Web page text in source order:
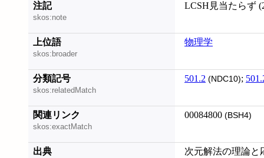
注記
skos:note
LCSH見当たらず
上位語
skos:broader
物理学
分類記号
skos:relatedMatch
501.2 (NDC10);
関連リンク
skos:exactMatch
00084800 (BSH4)
出典
次元解法の理論と